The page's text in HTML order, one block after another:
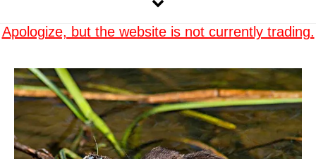
Apologize, but the website is not currently trading.